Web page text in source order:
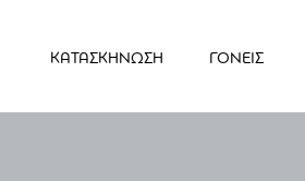
ΚΑΤΑΣΚΗΝΩΣΗ ΓΟΝΕΙΣ